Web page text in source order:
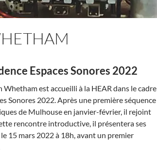
Espaces Sonores 2022
Whetham est accueilli à la HEAR dans le cadre
Sonores 2022. Après une première séquence
de Mulhouse en janvier-février, il rejoint
rencontre introductive, il présentera ses
15 mars 2022 à 18h, avant un premier